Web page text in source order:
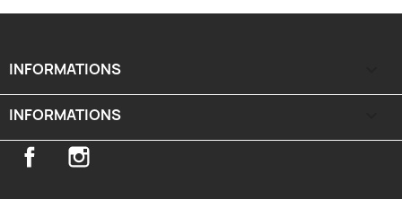
INFORMATIONS
INFORMATIONS
Facebook